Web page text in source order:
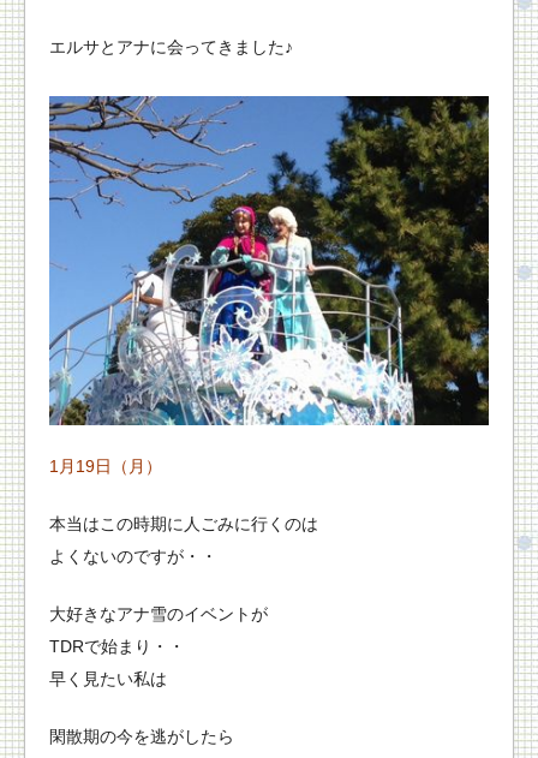
エルサとアナに会ってきました♪
1月19日（月）
本当はこの時期に人ごみに行くのは
よくないのですが・・
大好きなアナ雪のイベントが
TDRで始まり・・
早く見たい私は
閑散期の今を逃がしたら